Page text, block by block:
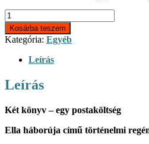
Ella
háborúja
regény
és
Bodeni-
útikönyv
nyomtatott
Kosárba teszem
Kategória: Egyéb
Leírás
Leírás
Két könyv – egy postaköltség
Ella háborúja című történelmi